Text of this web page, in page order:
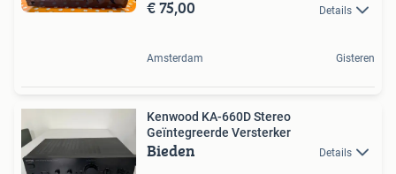
€ 75,00 Details
Amsterdam Gisteren
Kenwood KA-660D Stereo
Geïntegreerde Versterker
Bieden Details